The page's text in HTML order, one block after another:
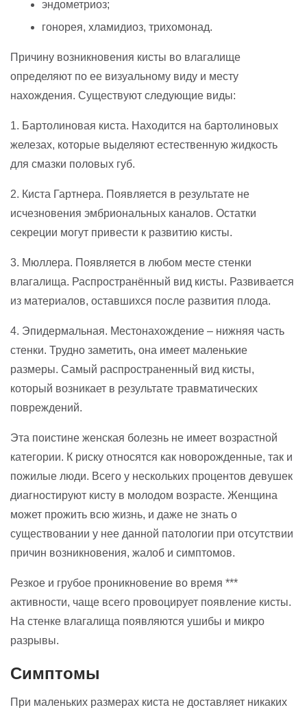
эндометриоз;
гонорея, хламидиоз, трихомонад.
Причину возникновения кисты во влагалище
определяют по ее визуальному виду и месту
нахождения. Существуют следующие виды:
1. Бартолиновая киста. Находится на бартолиновых
железах, которые выделяют естественную жидкость
для смазки половых губ.
2. Киста Гартнера. Появляется в результате не
исчезновения эмбриональных каналов. Остатки
секреции могут привести к развитию кисты.
3. Мюллера. Появляется в любом месте стенки
влагалища. Распространённый вид кисты. Развивается
из материалов, оставшихся после развития плода.
4. Эпидермальная. Местонахождение – нижняя часть
стенки. Трудно заметить, она имеет маленькие
размеры. Самый распространенный вид кисты,
который возникает в результате травматических
повреждений.
Эта поистине женская болезнь не имеет возрастной
категории. К риску относятся как новорожденные, так и
пожилые люди. Всего у нескольких процентов девушек
диагностируют кисту в молодом возрасте. Женщина
может прожить всю жизнь, и даже не знать о
существовании у нее данной патологии при отсутствии
причин возникновения, жалоб и симптомов.
Резкое и грубое проникновение во время ***
активности, чаще всего провоцирует появление кисты.
На стенке влагалища появляются ушибы и микро
разрывы.
Симптомы
При маленьких размерах киста не доставляет никаких